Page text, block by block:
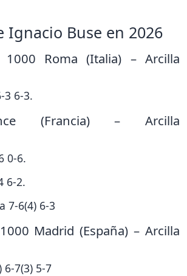
Ignacio Buse en 2026
1000 Roma (Italia) – Arcilla
3 6-3.
(Francia) – Arcilla
0-6.
6-2.
7-6(4) 6-3
Madrid (España) – Arcilla
6-7(3) 5-7